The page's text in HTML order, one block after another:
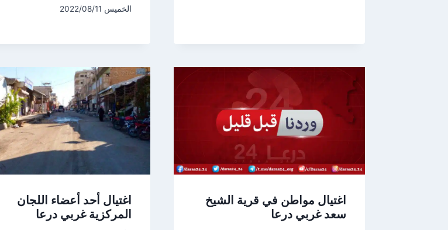
الخميس 2022/08/11
اغتيال مواطن في قرية الشيخ
سعد غربي درعا
اغتيال أحد أعضاء اللجان
المركزية غربي درعا